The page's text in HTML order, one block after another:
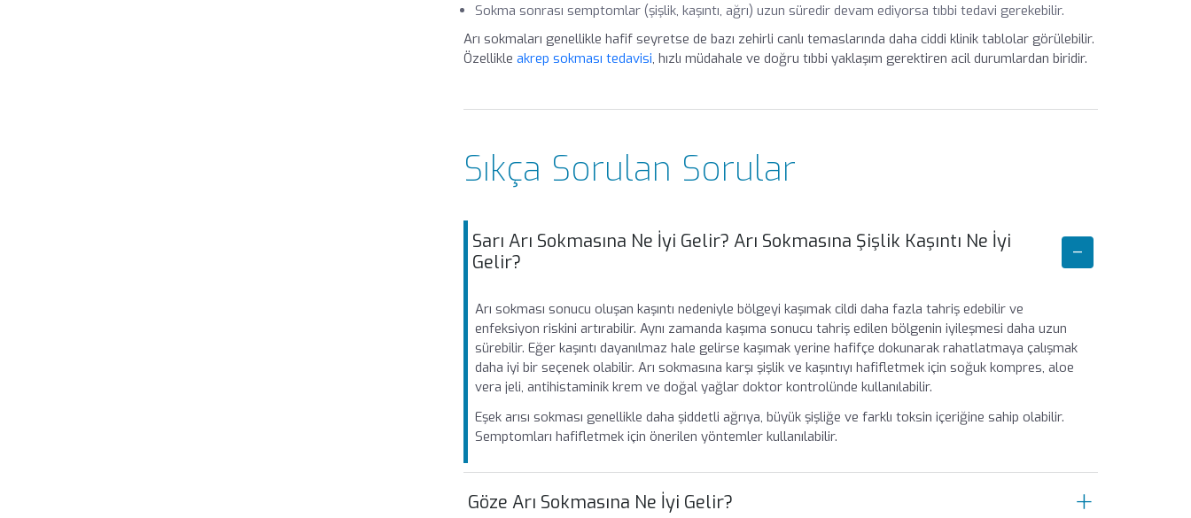
Sokma sonrası semptomlar (şişlik, kaşıntı, ağrı) uzun süredir devam ediyorsa tıbbi tedavi gerekebilir.
Arı sokmaları genellikle hafif seyretse de bazı zehirli canlı temaslarında daha ciddi klinik tablolar görülebilir.
Özellikleakrep sokması tedavisi, hızlı müdahale ve doğru tıbbi yaklaşım gerektiren acil durumlardan biridir.
Sıkça Sorulan Sorular
Sarı Arı Sokmasına Ne İyi Gelir? Arı Sokmasına Şişlik Kaşıntı Ne İyi
Gelir?
Arı sokması sonucu oluşan kaşıntı nedeniyle bölgeyi kaşımak cildi daha fazla tahriş edebilir ve
enfeksiyon riskini artırabilir. Aynı zamanda kaşıma sonucu tahriş edilen bölgenin iyileşmesi daha uzun
sürebilir. Eğer kaşıntı dayanılmaz hale gelirse kaşımak yerine hafifçe dokunarak rahatlatmaya çalışmak
daha iyi bir seçenek olabilir. Arı sokmasına karşı şişlik ve kaşıntıyı hafifletmek için soğuk kompres, aloe
vera jeli, antihistaminik krem ve doğal yağlar doktor kontrolünde kullanılabilir.
Eşek arısı sokması genellikle daha şiddetli ağrıya, büyük şişliğe ve farklı toksin içeriğine sahip olabilir.
Semptomları hafifletmek için önerilen yöntemler kullanılabilir.
Göze Arı Sokmasına Ne İyi Gelir?